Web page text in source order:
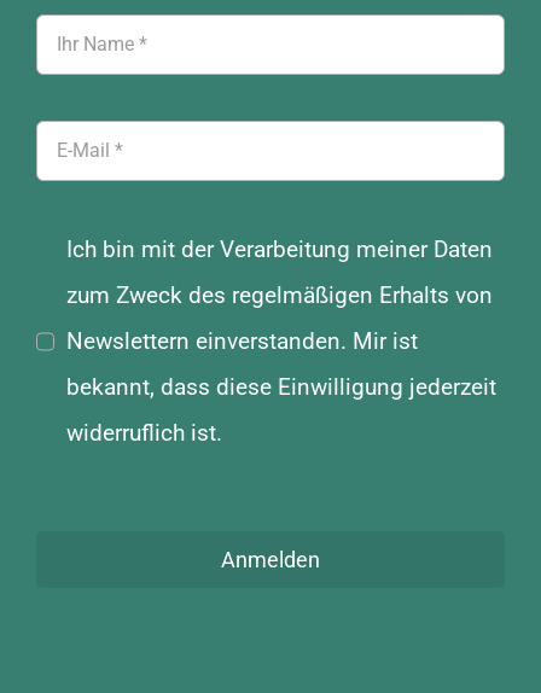
Ich bin mit der Verarbeitung meiner Daten
zum Zweck des regelmäßigen Erhalts von
Newslettern einverstanden. Mir ist
bekannt, dass diese Einwilligung jederzeit
widerruflich ist.
Anmelden